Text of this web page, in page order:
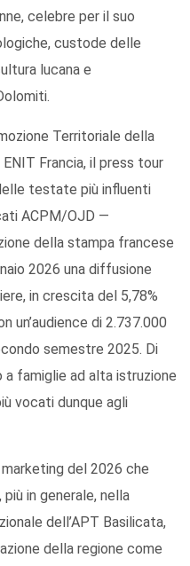
celebre per il suo
custode delle
lucana e
Territoriale della
Francia, il press tour
testate più influenti
ACPM/OJD —
della stampa francese
2026 una diffusione
in crescita del 5,78%
un’audience di 2.737.000
semestre 2025. Di
famiglie ad alta istruzione
vocati dunque agli
marketing del 2026 che
in generale, nella
dell’APT Basilicata,
della regione come